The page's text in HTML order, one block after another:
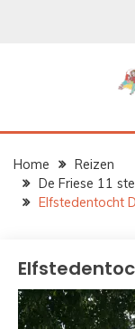
Home
Reizen
De Friese 11
Elfstedentocht